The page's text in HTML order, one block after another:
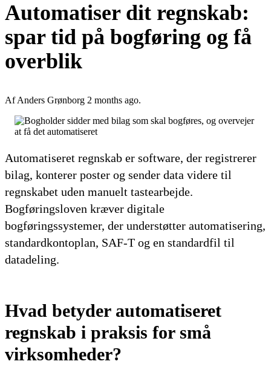
Automatiser dit regnskab:
spar tid på bogføring og få
overblik
Af Anders Grønborg 2 months ago.
Automatiseret regnskab er software, der registrerer
bilag, konterer poster og sender data videre til
regnskabet uden manuelt tastearbejde.
Bogføringsloven kræver digitale
bogføringssystemer, der understøtter automatisering,
standardkontoplan, SAF-T og en standardfil til
datadeling.
Hvad betyder automatiseret
regnskab i praksis for små
virksomheder?